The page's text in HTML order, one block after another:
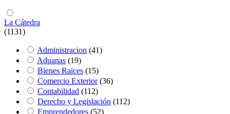
La Cátedra
(1131)
Administracion (41)
Aduanas (19)
Bienes Raices (15)
Comercio Exterior (36)
Contabilidad (112)
Derecho y Legislación (112)
Emprendedores (52)